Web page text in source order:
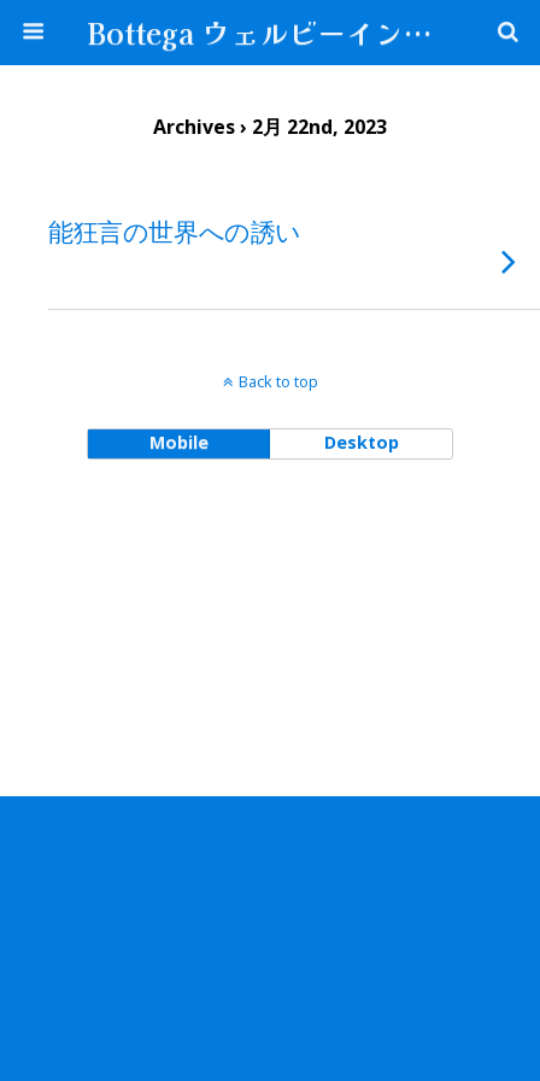
Bottega ウェルビーイングな生き方が見つかる場所
Archives › 2月 22nd, 2023
能狂言の世界への誘い
Back to top
Mobile Desktop